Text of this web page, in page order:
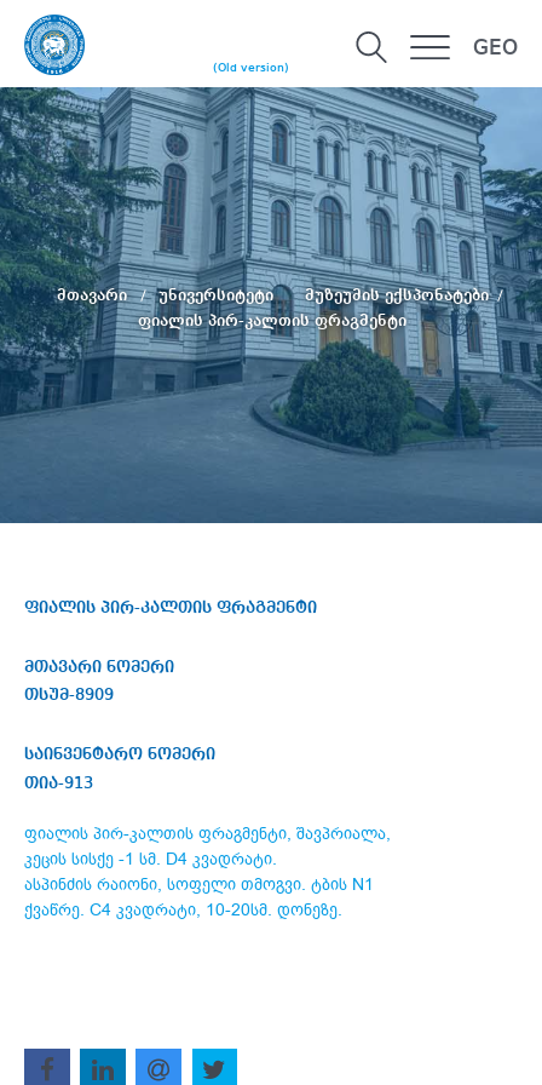
(Old version)
GEO
მთავარი უნივერსიტეტი
მუზეუმის ექსპონატები
ფიალის პირ-კალთის ფრაგმენტი
ფიალის პირ-კალთის ფრაგმენტი
მთავარი ნომერი
თსუმ-8909
საინვენტარო ნომერი
თია-913
ფიალის პირ-კალთის ფრაგმენტი, შავპრიალა,
კეცის სისქე -1 სმ. D4 კვადრატი.
ასპინძის რაიონი, სოფელი თმოგვი. ტბის N1
ქვაწრე. C4 კვადრატი, 10-20სმ. დონეზე.